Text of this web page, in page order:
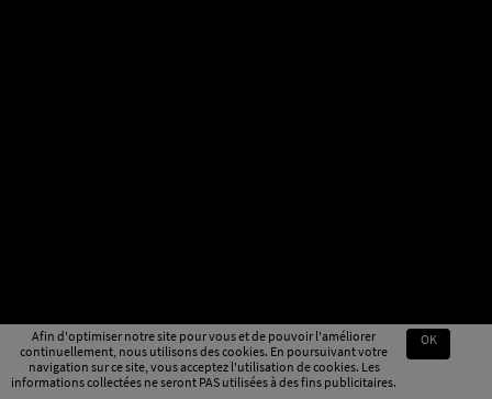
Afin d'optimiser notre site pour vous et de pouvoir l'améliorer
continuellement, nous utilisons des cookies. En poursuivant votre
navigation sur ce site, vous acceptez l'utilisation de cookies. Les
informations collectées ne seront PAS utilisées à des fins publicitaires.
OK